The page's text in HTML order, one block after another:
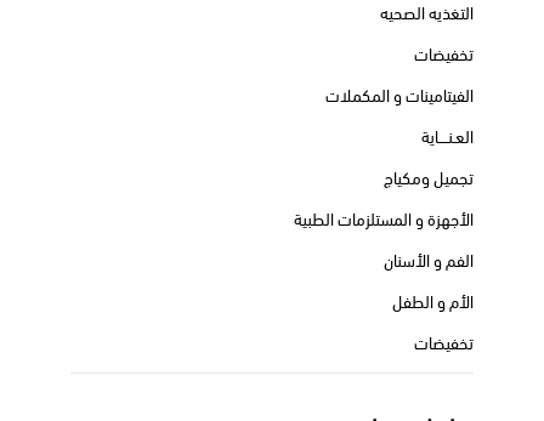
التغذيه الصحيه
تخفيضات
الفيتامينات و المكملات
العـنــــاية
تجميل ومكياج
الأجهزة و المستلزمات الطبية
الفم و الأسنان
الأم و الطفل
تخفيضات